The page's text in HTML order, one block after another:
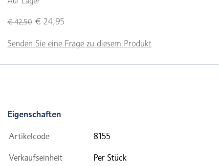
€ 42,50 € 24,95
Senden Sie eine Frage zu diesem Produkt
Eigenschaften
Artikelcode 8155
Verkaufseinheit Per Stück